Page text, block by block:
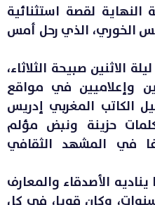
لقصة استثنائية
الخوري، الذي رحل أمس
الاثنين صبيحة الثلاثاء،
وإعلاميين في مواقع
الكاتب المغربي إدريس
حزينة ونبض مؤلم
في المشهد الثقافي
الأصدقاء والمعارف